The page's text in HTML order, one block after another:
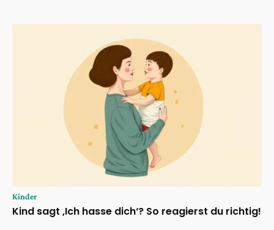
Kinder
Kind sagt ‚Ich hasse dich‘? So reagierst du richtig!